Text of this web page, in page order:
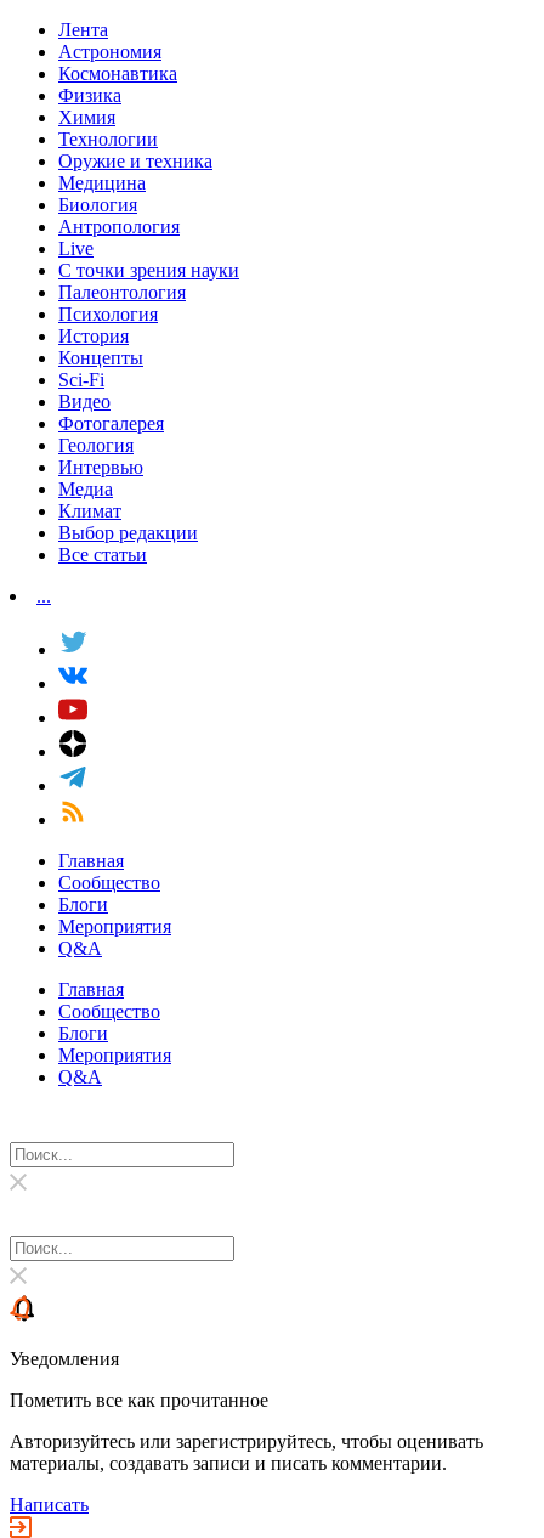
Лента
Астрономия
Космонавтика
Физика
Химия
Технологии
Оружие и техника
Медицина
Биология
Антропология
Live
С точки зрения науки
Палеонтология
Психология
История
Концепты
Sci-Fi
Видео
Фотогалерея
Геология
Интервью
Медиа
Климат
Выбор редакции
Все статьи
...
Главная
Сообщество
Блоги
Мероприятия
Q&A
Главная
Сообщество
Блоги
Мероприятия
Q&A
Уведомления
Пометить все как прочитанное
Авторизуйтесь или зарегистрируйтесь, чтобы оценивать
материалы, создавать записи и писать комментарии.
Написать